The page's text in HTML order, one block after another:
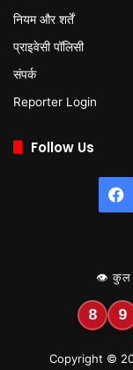
नियम और शर्तें
प्राइवेसी पॉलिसी
संपर्क
Reporter Login
Follow Us
👁 कुल
8 9
Copyright ©